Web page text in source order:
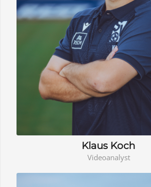
Klaus Koch
Videoanalyst